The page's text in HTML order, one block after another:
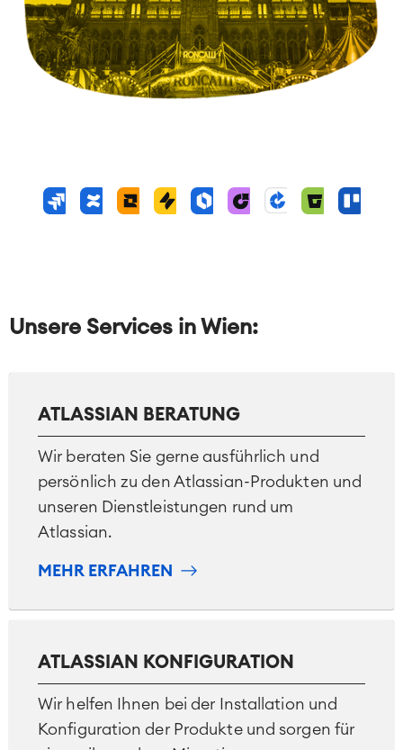
Unsere Services in Wien:
ATLASSIAN BERATUNG
Wir beraten Sie gerne ausführlich und
persönlich zu den Atlassian-Produkten und
unseren Dienstleistungen rund um
Atlassian.
MEHR ERFAHREN
ATLASSIAN KONFIGURATION
Wir helfen Ihnen bei der Installation und
Konfiguration der Produkte und sorgen für